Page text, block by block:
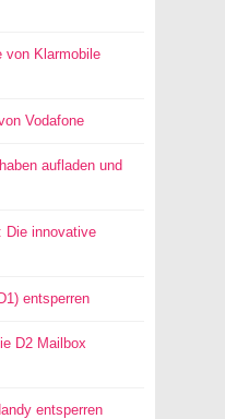
von Klarmobile
Vodafone
aufladen und
Die innovative
entsperren
D2 Mailbox
entsperren